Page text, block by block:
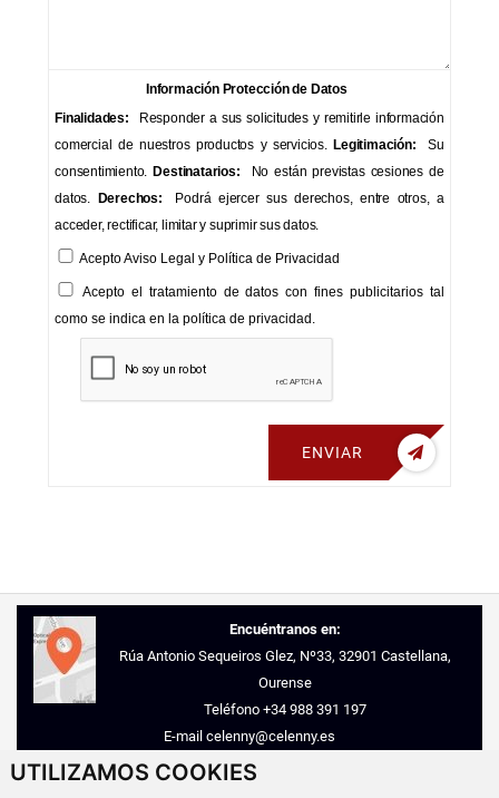
UTILIZAMOS COOKIES
Información Protección de Datos
Finalidades:
Responder a sus solicitudes y remitirle información
comercial de nuestros productos y servicios. Legitimación:
Su
consentimiento. Destinatarios:
No están previstas cesiones de
datos.
Derechos:
Podrá ejercer sus derechos, entre otros, a
acceder, rectificar, limitar y suprimir sus datos.
AceptoAviso Legal y Política de Privacidad
Acepto el tratamiento de datos con fines publicitarios tal
como se indica en la política de privacidad.
ENVIAR
Encuéntranos en:
Rúa Antonio Sequeiros Glez, Nº33, 32901 Castellana,
Ourense
Teléfono +34 988 391 197
E-mail celenny@celenny.es